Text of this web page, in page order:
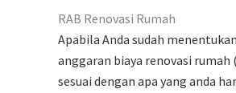
RAB Renovasi Rumah
Apabila Anda sudah
anggaran biaya renovasi
sesuai dengan apa yang anda